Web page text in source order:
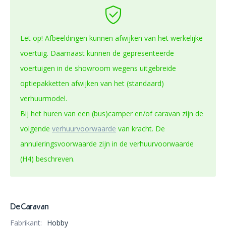
Let op! Afbeeldingen kunnen afwijken van het werkelijke
voertuig. Daarnaast kunnen de gepresenteerde
voertuigen in de showroom wegens uitgebreide
optiepakketten afwijken van het (standaard)
verhuurmodel.
Bij het huren van een (bus)camper en/of caravan zijn de
volgende verhuurvoorwaarde van kracht. De
annuleringsvoorwaarde zijn in de verhuurvoorwaarde
(H4) beschreven.
De Caravan
Fabrikant:
Hobby